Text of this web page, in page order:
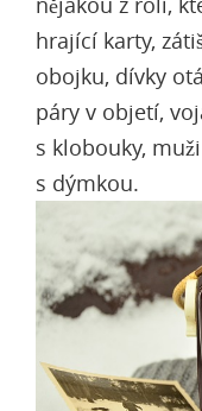
hrající karty,
obojku, dívky
páry v objetí,
s klobouky,
s dýmkou.